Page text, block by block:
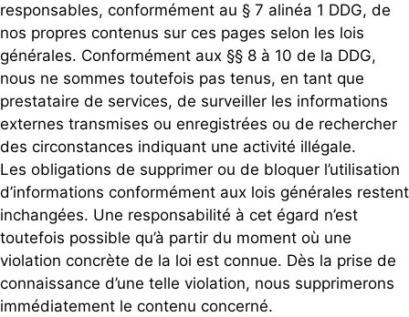
responsables, conformément au § 7 alinéa 1 DDG, de
nos propres contenus sur ces pages selon les lois
générales. Conformément aux §§ 8 à 10 de la DDG,
nous ne sommes toutefois pas tenus, en tant que
prestataire de services, de surveiller les informations
externes transmises ou enregistrées ou de rechercher
des circonstances indiquant une activité illégale.
Les obligations de supprimer ou de bloquer l’utilisation
d’informations conformément aux lois générales restent
inchangées. Une responsabilité à cet égard n’est
toutefois possible qu’à partir du moment où une
violation concrète de la loi est connue. Dès la prise de
connaissance d’une telle violation, nous supprimerons
immédiatement le contenu concerné.